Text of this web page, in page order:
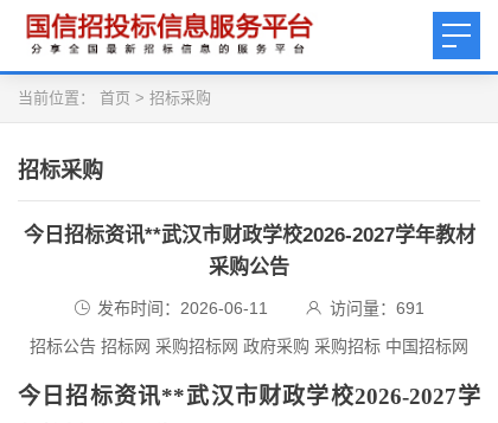
当前位置： 首页 > 招标采购
招标采购
今日招标资讯**武汉市财政学校2026-2027学年教材
采购公告
发布时间：2026-06-11 访问量： 691
招标公告 招标网 采购招标网 政府采购 采购招标 中国招标网
今日招标资讯**武汉市财政学校2026-2027学